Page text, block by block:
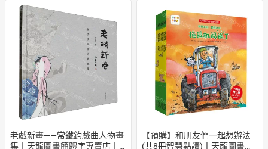
老戲新畫——常鐵鈞戲曲人物畫
集丨天龍圖書簡體字專賣店丨9
【預購】和朋友們一起想辦法
(共8冊智慧點讀)丨天龍圖書簡